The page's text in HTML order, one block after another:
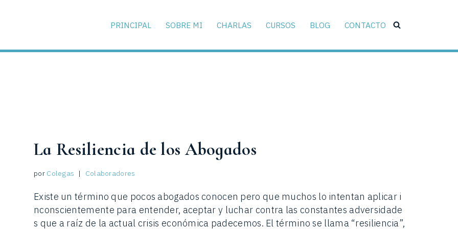
PRINCIPAL SOBRE MI CHARLAS CURSOS BLOG CONTACTO
La Resiliencia de los Abogados
porColegas Colaboradores
Existe un término que pocos abogados conocen pero que muchos lo intentan aplicar i
nconscientemente para entender, aceptar y luchar contra las constantes adversidade
s que a raíz de la actual crisis económica padecemos. El término se llama “resiliencia”,